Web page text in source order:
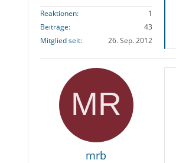
Reaktionen
1
Beiträge
43
Mitglied seit
26. Sep. 2012
mrb